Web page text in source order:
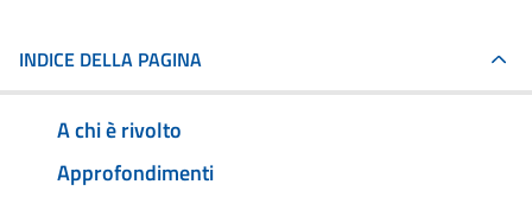
INDICE DELLA PAGINA
A chi è rivolto
Approfondimenti